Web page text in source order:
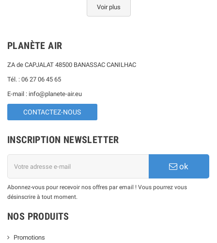
MONO-SPLIT DAIKIN EMURA 3 R-32
MONO-SPLIT DAIKIN URURU SARARA R-32
MONO-SPLIT DAIKIN FTXC R-32
Voir plus
PLANÈTE AIR
ZA de CAPJALAT 48500 BANASSAC CANILHAC
Tél. : 06 27 06 45 65
E-mail : info@planete-air.eu
CONTACTEZ-NOUS
INSCRIPTION NEWSLETTER
ok
Abonnez-vous pour recevoir nos offres par email ! Vous pourrez vous
désinscrire à tout moment.
NOS PRODUITS
Promotions